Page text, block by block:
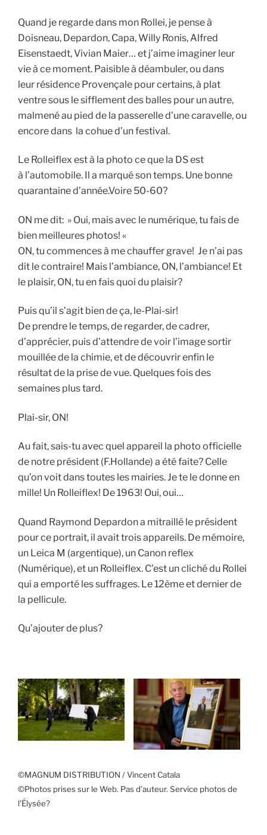
Quand je regarde dans mon Rollei, je pense à
Doisneau, Depardon, Capa, Willy Ronis, Alfred
Eisenstaedt, Vivian Maier… et j’aime imaginer leur
vie à ce moment. Paisible à déambuler, ou dans
leur résidence Provençale pour certains, à plat
ventre sous le sifflement des balles pour un autre,
malmené au pied de la passerelle d’une caravelle, ou
encore dans la cohue d’un festival.
Le Rolleiflex est à la photo ce que la DS est
à l’automobile. Il a marqué son temps. Une bonne
quarantaine d’année.Voire 50-60?
ON me dit: » Oui, mais avec le numérique, tu fais de
bien meilleures photos! «
ON, tu commences à me chauffer grave! Je n’ai pas
dit le contraire! Mais l’ambiance, ON, l’ambiance! Et
le plaisir, ON, tu en fais quoi du plaisir?
Puis qu’il s’agit bien de ça, le-Plai-sir!
De prendre le temps, de regarder, de cadrer,
d’apprécier, puis d’attendre de voir l’image sortir
mouillée de la chimie, et de découvrir enfin le
résultat de la prise de vue. Quelques fois des
semaines plus tard.
Plai-sir, ON!
Au fait, sais-tu avec quel appareil la photo officielle
de notre président (F.Hollande) a été faite? Celle
qu’on voit dans toutes les mairies. Je te le donne en
mille! Un Rolleiflex! De 1963! Oui, oui…
Quand Raymond Depardon a mitraillé le président
pour ce portrait, il avait trois appareils. De mémoire,
un Leica M (argentique), un Canon reflex
(Numérique), et un Rolleiflex. C’est un cliché du Rollei
qui a emporté les suffrages. Le 12ème et dernier de
la pellicule.
Qu’ajouter de plus?
©MAGNUM DISTRIBUTION / Vincent Catala
©Photos prises sur le Web. Pas d’auteur. Service photos de
l’Élysée?